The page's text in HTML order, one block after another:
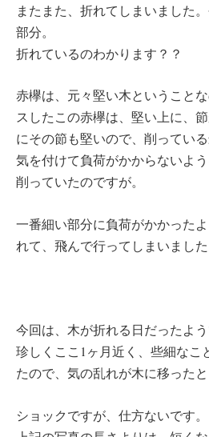
またまた、折れてしまいました
部分。
折れているのわかります？？
赤欅は、元々堅い木ということ
スしたこの赤欅は、堅い上に、
にその節も堅いので、削ってい
気を付けて負荷がかからないよ
削っていたのですが。
一番細い部分に負荷がかかった
れて、飛んで行ってしまいました
今回は、木が折れる日だったよう
珍しくここ1ヶ月近く、些細なこ
たので、気の乱れが木に移ったと
ショックですが、仕方ないです。